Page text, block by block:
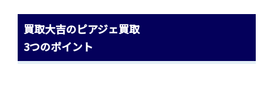
買取大吉のピアジェ買取
3つのポイント